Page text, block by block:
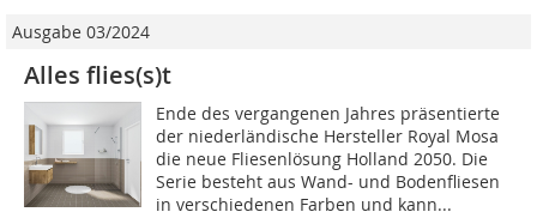
Ausgabe 03/2024
Alles flies(s)t
Ende des vergangenen Jahres präsentierte
der niederländische Hersteller Royal Mosa
die neue Fliesenlösung Holland 2050. Die
Serie besteht aus Wand- und Bodenfliesen
in verschiedenen Farben und kann...